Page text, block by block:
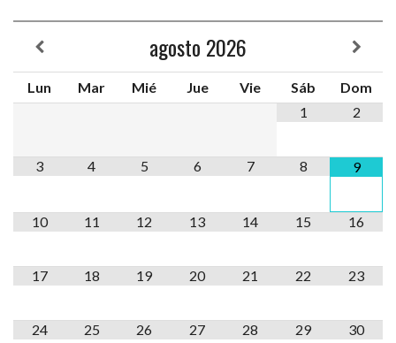
agosto 2026
Lun Mar Mié Jue Vie Sáb
Dom
1
2
3 4 5 6 7 8 9
10 11 12 13 14 15 16
17 18 19 20 21 22 23
24 25 26 27 28 29 30